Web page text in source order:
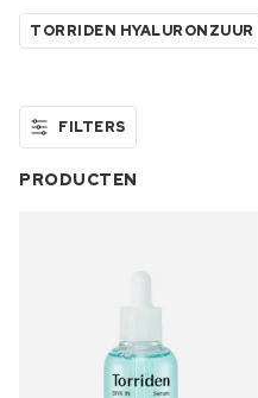
TORRIDEN HYALURONZUUR
FILTERS
PRODUCTEN